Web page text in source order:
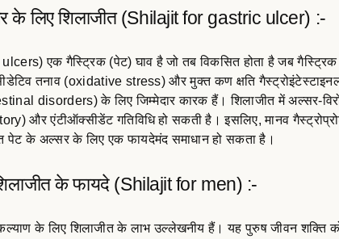
के लिए शिलाजीत (Shilajit for gastric ulcer) :-
एक गैस्ट्रिक (पेट) घाव है जो तब विकसित होता है जब
तनाव (oxidative stress) और मुक्त कण क्षति
disorders) के लिए जिम्मेदार कारक हैं। शिलाजीत में अल्सर-
और एंटीऑक्सीडेंट गतिविधि हो सकती है। इसलिए, मानव
पेट के अल्सर के लिए एक फायदेमंद समाधान हो सकता है।
के फायदे (Shilajit for men) :-
के लिए शिलाजीत के लाभ उल्लेखनीय हैं। यह पुरुष जीवन शक्ति को